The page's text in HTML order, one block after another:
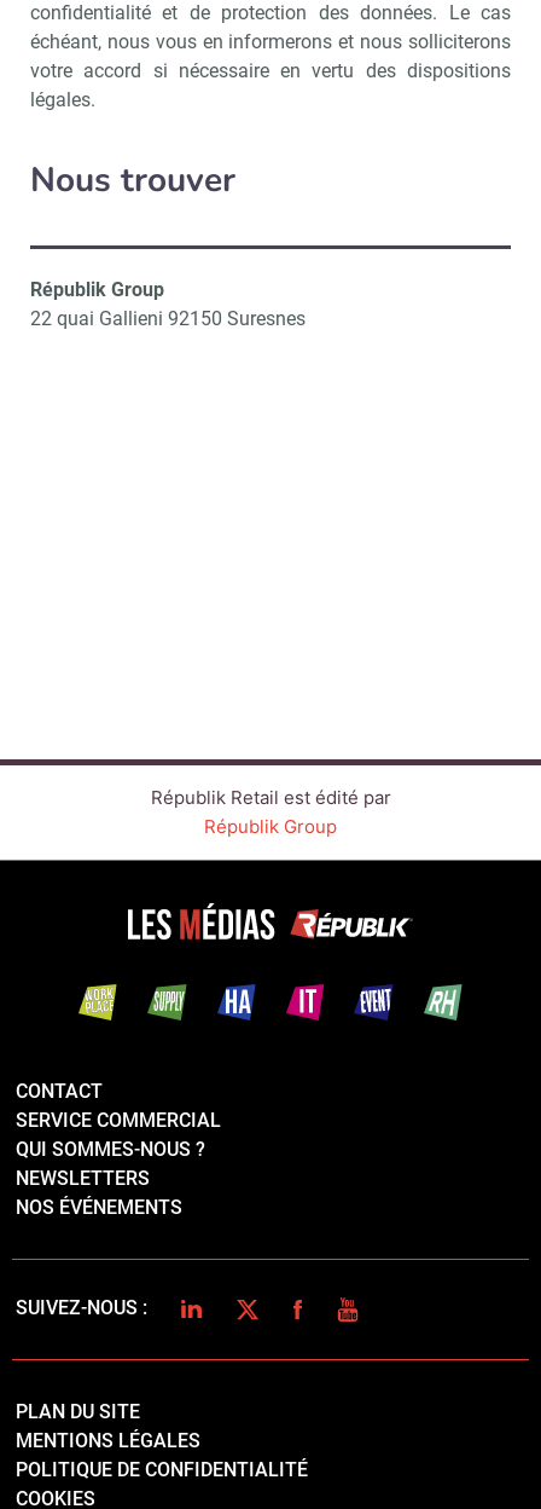
confidentialité et de protection des données. Le cas
échéant, nous vous en informerons et nous solliciterons
votre accord si nécessaire en vertu des dispositions
légales.
Nous trouver
Républik Group
22 quai Gallieni 92150 Suresnes
Républik Retail est édité par
Républik Group
CONTACT
SERVICE COMMERCIAL
QUI SOMMES-NOUS ?
NEWSLETTERS
NOS ÉVÉNEMENTS
SUIVEZ-NOUS : LINKEDINTWITTERFACEBOOK
YOUTUBE
PLAN DU SITE
MENTIONS LÉGALES
POLITIQUE DE CONFIDENTIALITÉ
COOKIES